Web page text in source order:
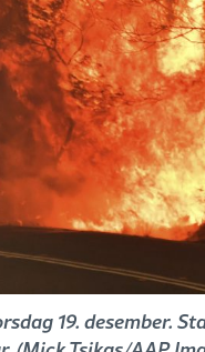
19. desember.